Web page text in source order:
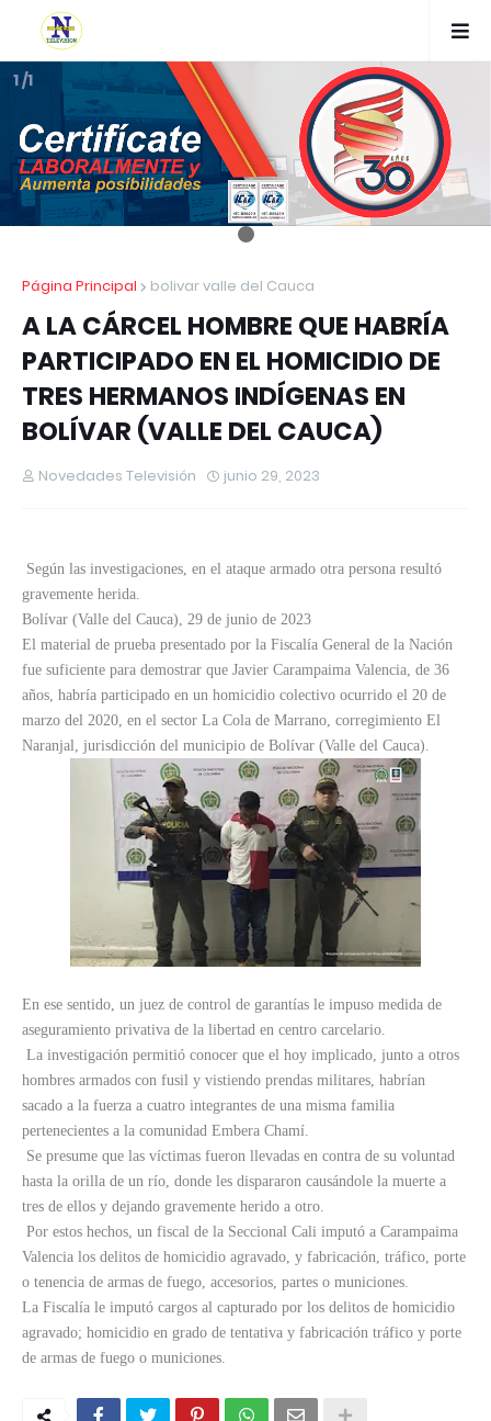
1 /1
Página Principal bolivar valle del Cauca
A LA CÁRCEL HOMBRE QUE HABRÍA
PARTICIPADO EN EL HOMICIDIO DE
TRES HERMANOS INDÍGENAS EN
BOLÍVAR (VALLE DEL CAUCA)
Novedades Televisión junio 29, 2023
Según las investigaciones, en el ataque armado otra persona resultó
gravemente herida.
Bolívar (Valle del Cauca), 29 de junio de 2023
El material de prueba presentado por la Fiscalía General de la Nación
fue suficiente para demostrar que Javier Carampaima Valencia, de 36
años, habría participado en un homicidio colectivo ocurrido el 20 de
marzo del 2020, en el sector La Cola de Marrano, corregimiento El
Naranjal, jurisdicción del municipio de Bolívar (Valle del Cauca).
En ese sentido, un juez de control de garantías le impuso medida de
aseguramiento privativa de la libertad en centro carcelario.
La investigación permitió conocer que el hoy implicado, junto a otros
hombres armados con fusil y vistiendo prendas militares, habrían
sacado a la fuerza a cuatro integrantes de una misma familia
pertenecientes a la comunidad Embera Chamí.
Se presume que las víctimas fueron llevadas en contra de su voluntad
hasta la orilla de un río, donde les dispararon causándole la muerte a
tres de ellos y dejando gravemente herido a otro.
Por estos hechos, un fiscal de la Seccional Cali imputó a Carampaima
Valencia los delitos de homicidio agravado, y fabricación, tráfico, porte
o tenencia de armas de fuego, accesorios, partes o municiones.
La Fiscalía le imputó cargos al capturado por los delitos de homicidio
agravado; homicidio en grado de tentativa y fabricación tráfico y porte
de armas de fuego o municiones.